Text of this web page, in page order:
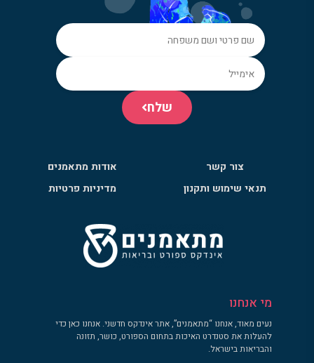
שלח
צור קשר
אודות מתאמנים
תנאי שימוש ותקנון
מדיניות פרטיות
מי אנחנו
נעים מאוד, אנחנו “מתאמנים”, אתר אינדקס חדשני. אנחנו כאן כדי
להעלות את סטנדרט האיכות בתחום הספורט, כושר, תזונה
והבריאות בישראל.